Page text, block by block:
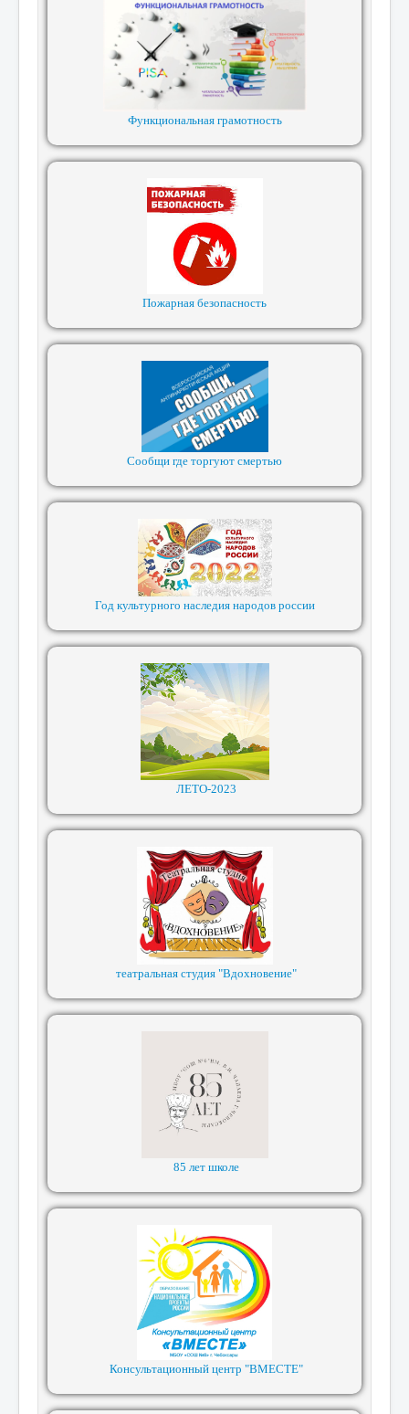
Функциональная грамотность
Пожарная безопасность
Сообщи где торгуют смертью
Год культурного наследия народов россии
ЛЕТО-2023
театральная студия "Вдохновение"
85 лет школе
Консультационный центр "ВМЕСТЕ"